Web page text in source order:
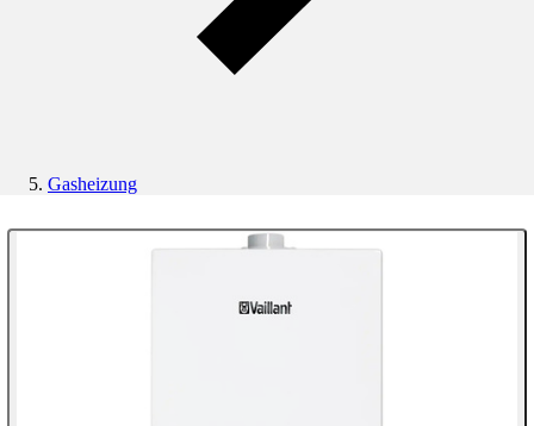
Gasheizung